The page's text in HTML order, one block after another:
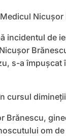
Medicul
incidentul de
s-a împușcat
cursul
Brănescu,
om